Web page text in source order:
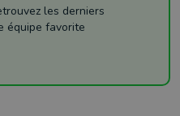
les derniers
équipe favorite